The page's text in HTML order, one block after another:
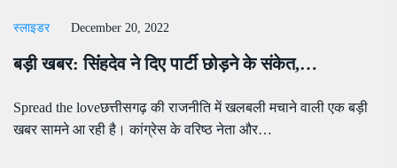
स्लाइडर December 20, 2022
बड़ी खबर: सिंंहदेव ने दिए पार्टी छोड़ने के संकेत,…
Spread the loveछत्तीसगढ़ की राजनीति में खलबली मचाने वाली एक बड़ी
खबर सामने आ रही है। कांग्रेस के वरिष्ठ नेता और…